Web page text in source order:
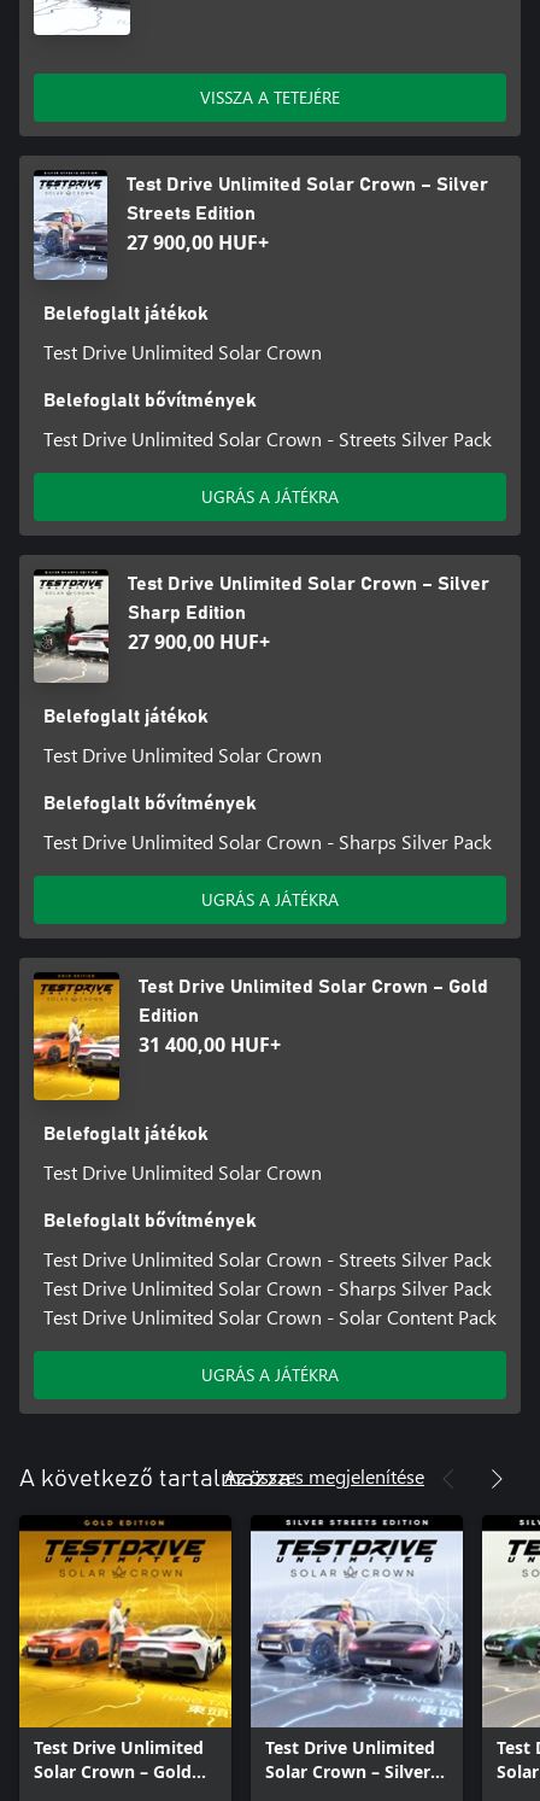
VISSZA A TETEJÉRE
Test Drive Unlimited Solar Crown – Silver
Streets Edition
27 900,00 HUF+
Belefoglalt játékok
Test Drive Unlimited Solar Crown
Belefoglalt bővítmények
Test Drive Unlimited Solar Crown - Streets Silver Pack
UGRÁS A JÁTÉKRA
Test Drive Unlimited Solar Crown – Silver
Sharp Edition
27 900,00 HUF+
Belefoglalt játékok
Test Drive Unlimited Solar Crown
Belefoglalt bővítmények
Test Drive Unlimited Solar Crown - Sharps Silver Pack
UGRÁS A JÁTÉKRA
Test Drive Unlimited Solar Crown – Gold
Edition
31 400,00 HUF+
Belefoglalt játékok
Test Drive Unlimited Solar Crown
Belefoglalt bővítmények
Test Drive Unlimited Solar Crown - Streets Silver Pack
Test Drive Unlimited Solar Crown - Sharps Silver Pack
Test Drive Unlimited Solar Crown - Solar Content Pack
UGRÁS A JÁTÉKRA
A következő tartalmazza:Az összes megjelenítése
Test Drive Unlimited
Solar Crown – Gold
Test Drive Unlimited
Solar Crown – Silver
Test